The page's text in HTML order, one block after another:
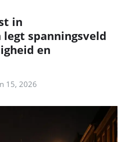
in
spanningsveld
en
15, 2026